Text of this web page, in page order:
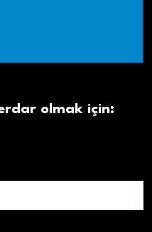
olmak için: